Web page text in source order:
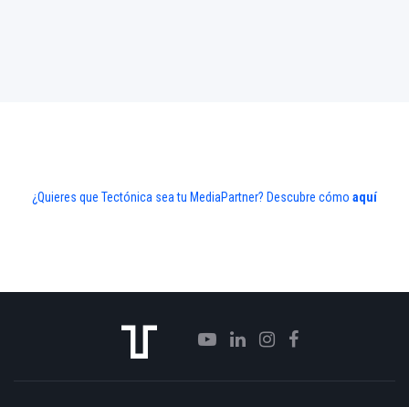
¿Quieres que Tectónica sea tu MediaPartner? Descubre cómo aquí